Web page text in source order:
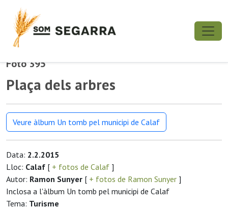
Foto 395
Plaça dels arbres
Veure àlbum Un tomb pel municipi de Calaf
Data: 2.2.2015
Lloc: Calaf [ + fotos de Calaf ]
Autor: Ramon Sunyer [ + fotos de Ramon Sunyer ]
Inclosa a l'àlbum Un tomb pel municipi de Calaf
Tema: Turisme